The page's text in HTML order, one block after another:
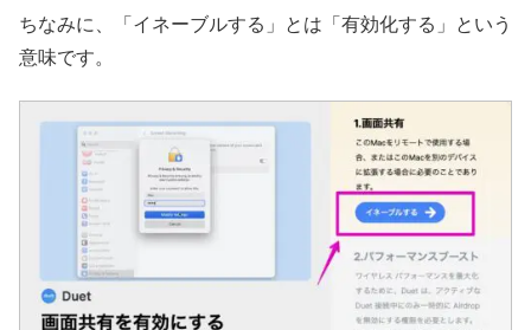
ちなみに、「イネーブルする」とは「有効化する」という
意味です。